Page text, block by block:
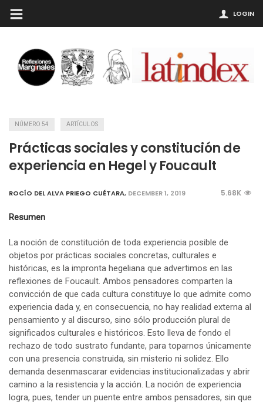
LOGIN
NÚMERO 54 ARTÍCULOS
Prácticas sociales y constitución de
experiencia en Hegel y Foucault
ROCÍO DEL ALVA PRIEGO CUÉTARA, DECEMBER 1, 2019 5.68K
Resumen
La noción de constitución de toda experiencia posible de
objetos por prácticas sociales concretas, culturales e
históricas, es la impronta hegeliana que advertimos en las
reflexiones de Foucault. Ambos pensadores comparten la
convicción de que cada cultura constituye lo que admite como
experiencia dada y, en consecuencia, no hay realidad externa al
pensamiento y al discurso, sino sólo producción plural de
significados culturales e históricos. Esto lleva de fondo el
rechazo de todo sustrato fundante, para toparnos únicamente
con una presencia construida, sin misterio ni solidez. Ello
demanda desenmascarar evidencias institucionalizadas y abrir
camino a la resistencia y la acción. La noción de experiencia
logra, pues, tender un puente entre ambos pensadores, sin que